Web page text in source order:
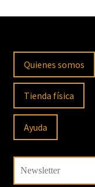
Quienes somos
Tienda física
Ayuda